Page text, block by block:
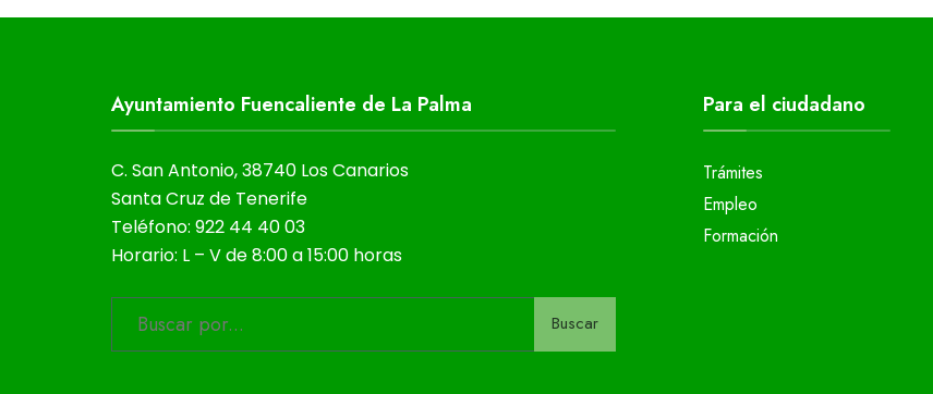
Ayuntamiento Fuencaliente de La Palma
C. San Antonio, 38740 Los Canarios
Santa Cruz de Tenerife
Teléfono: 922 44 40 03
Horario: L – V de 8:00 a 15:00 horas
Buscar
Para el ciudadano
Trámites
Empleo
Formación